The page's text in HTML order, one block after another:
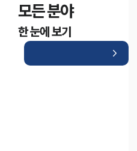
만화로 보
모든 분야
한 눈에 보기